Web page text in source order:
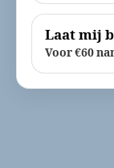
Laat mij
Voor €60